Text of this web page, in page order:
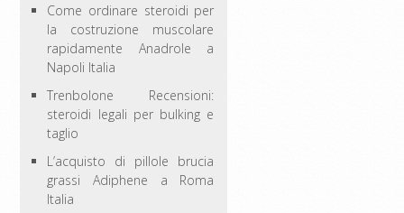
Come ordinare steroidi per
la costruzione muscolare
rapidamente Anadrole a
Napoli Italia
Trenbolone Recensioni:
steroidi legali per bulking e
taglio
L’acquisto di pillole brucia
grassi Adiphene a Roma
Italia